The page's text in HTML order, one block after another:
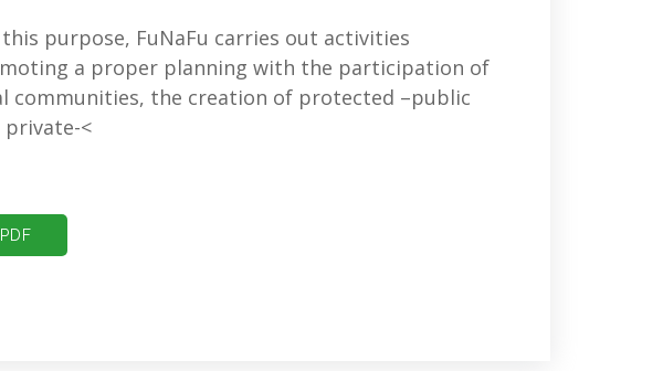
this purpose, FuNaFu carries out activities
a proper planning with the participation of
communities, the creation of protected –public
private-<
PDF